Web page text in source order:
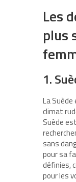
Les
plus
1.
La
climat
Suède
sans
pour sa
définies,
pour les